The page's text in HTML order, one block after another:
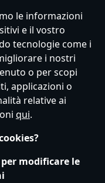
Mappa del Sito
generali
le informazioni
e il vostro
tecnologie come i
i nostri
o per scopi
applicazioni o
relative ai
qui.
modificare le